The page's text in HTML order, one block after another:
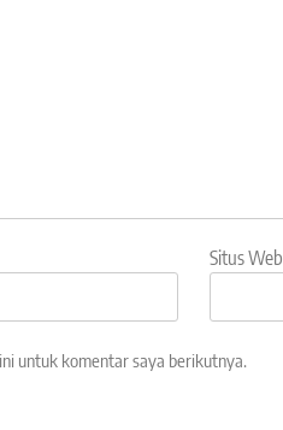
Situs Web
untuk komentar saya berikutnya.